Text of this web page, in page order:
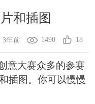
品已成功备案！
品已成功备案！
品已成功备案！
品已成功备案！
品已成功备案！
和插图
3年前 1490 18
意大赛众多的参赛
插图。你可以慢慢